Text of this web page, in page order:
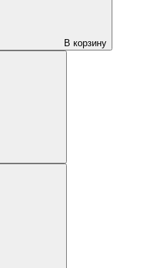
В корзину